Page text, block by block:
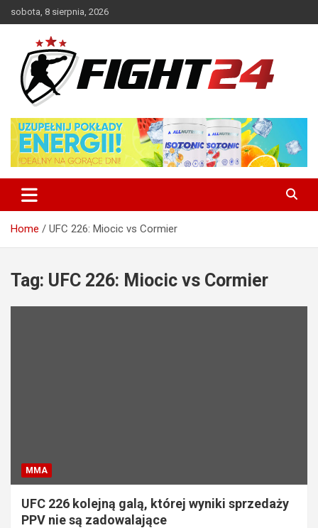
to
sobota, 8 sierpnia, 2026
FIGHT24.PL – MMA i K-1, UFC
Home UFC 226: Miocic vs Cormier
Tag: UFC 226: Miocic vs Cormier
MMA
UFC 226 kolejną galą, której wyniki sprzedaży
PPV nie są zadowalające